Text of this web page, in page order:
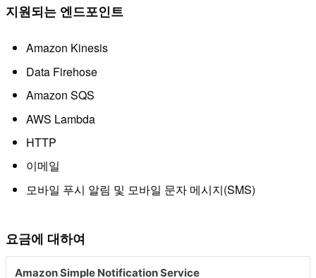
지원되는 엔드포인트
Amazon Kinesis
Data Firehose
Amazon SQS
AWS Lambda
HTTP
이메일
모바일 푸시 알림 및 모바일 문자 메시지(SMS)
요금에 대하여